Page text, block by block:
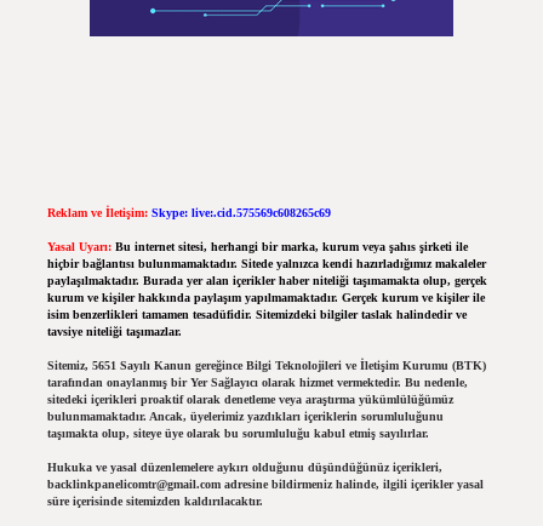
Reklam ve İletişim: Skype: live:.cid.575569c608265c69
Yasal Uyarı: Bu internet sitesi, herhangi bir marka, kurum veya şahıs şirketi ile
hiçbir bağlantısı bulunmamaktadır. Sitede yalnızca kendi hazırladığımız makaleler
paylaşılmaktadır. Burada yer alan içerikler haber niteliği taşımamakta olup, gerçek
kurum ve kişiler hakkında paylaşım yapılmamaktadır. Gerçek kurum ve kişiler ile
isim benzerlikleri tamamen tesadüfidir. Sitemizdeki bilgiler taslak halindedir ve
tavsiye niteliği taşımazlar.
Sitemiz, 5651 Sayılı Kanun gereğince Bilgi Teknolojileri ve İletişim Kurumu (BTK)
tarafından onaylanmış bir Yer Sağlayıcı olarak hizmet vermektedir. Bu nedenle,
sitedeki içerikleri proaktif olarak denetleme veya araştırma yükümlülüğümüz
bulunmamaktadır. Ancak, üyelerimiz yazdıkları içeriklerin sorumluluğunu
taşımakta olup, siteye üye olarak bu sorumluluğu kabul etmiş sayılırlar.
Hukuka ve yasal düzenlemelere aykırı olduğunu düşündüğünüz içerikleri,
backlinkpanelicomtr@gmail.comadresine bildirmeniz halinde, ilgili içerikler yasal
süre içerisinde sitemizden kaldırılacaktır.